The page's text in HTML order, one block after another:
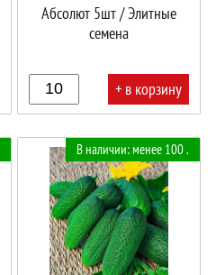
Абсолют 5шт / Элитные
семена
+ в корзину
корзине!
В наличии: менее 100 .